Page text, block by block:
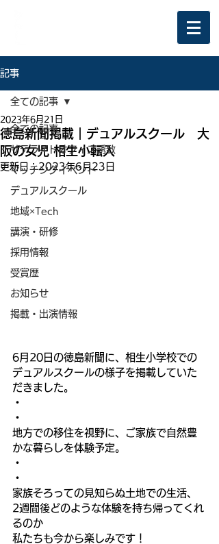
記事
全ての記事
サテライトオフィス誘致
マッチングイベント
デュアルスクール
地域×Tech
講演・研修
採用情報
受賞歴
お知らせ
掲載・出演情報
全ての記事
徳島新聞掲載｜デュアルスクール 大
阪の女児 相生小転入
2023年6月21日
更新日：2023年6月23日
6月20日の徳島新聞に、相生小学校での
デュアルスクールの様子を掲載していた
だきました。
・
・
地方での移住を視野に、ご家族で自然豊
かな暮らしを体験予定。
・
・
家族そろっての見知らぬ土地での生活、
2週間後どのような体験を持ち帰ってくれ
るのか
私たちも今から楽しみです！